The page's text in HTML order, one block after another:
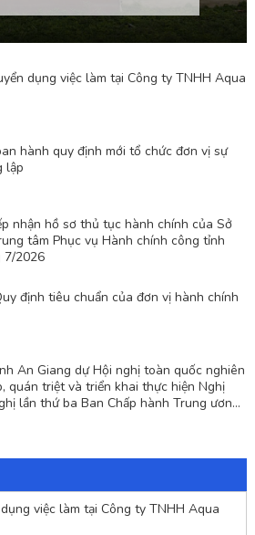
dụng việc làm tại Công ty TNHH Aqua
hành quy định mới tổ chức đơn vị sự
lập
nhận hồ sơ thủ tục hành chính của Sở
tâm Phục vụ Hành chính công tỉnh
7/2026
định tiêu chuẩn của đơn vị hành chính
An Giang dự Hội nghị toàn quốc nghiên
quán triệt và triển khai thực hiện Nghị
lần thứ ba Ban Chấp hành Trung ương
việc làm tại Công ty TNHH Aqua